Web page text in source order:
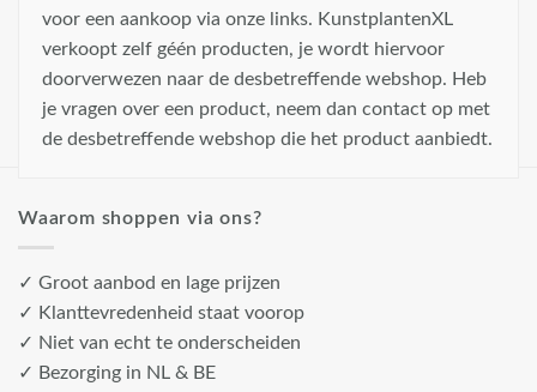
voor een aankoop via onze links. KunstplantenXL
verkoopt zelf géén producten, je wordt hiervoor
doorverwezen naar de desbetreffende webshop. Heb
je vragen over een product, neem dan contact op met
de desbetreffende webshop die het product aanbiedt.
Waarom shoppen via ons?
✓ Groot aanbod en lage prijzen
✓ Klanttevredenheid staat voorop
✓ Niet van echt te onderscheiden
✓ Bezorging in NL & BE